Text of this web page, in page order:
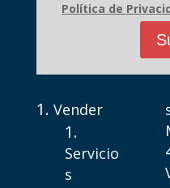
Política de
Vender
Servicio
s